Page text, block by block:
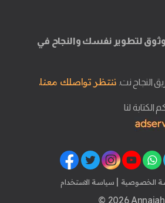
لتطوير نفسك والنجاح في
النجاح نت. ننتظر تواصلك معنا.
الكتابة لنا
الخصوصية | سياسة الاستخدام
© 2026 Annajah